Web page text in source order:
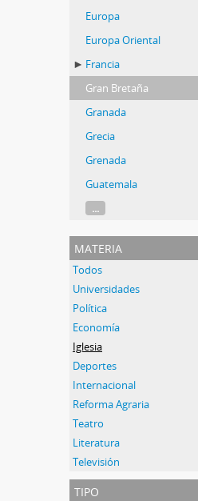
Europa
Europa Oriental
Francia
Gran Bretaña
Granada
Grecia
Grenada
Guatemala
...
materia
Todos
Universidades
Política
Economía
Iglesia
Deportes
Internacional
Reforma Agraria
Teatro
Literatura
Televisión
tipo